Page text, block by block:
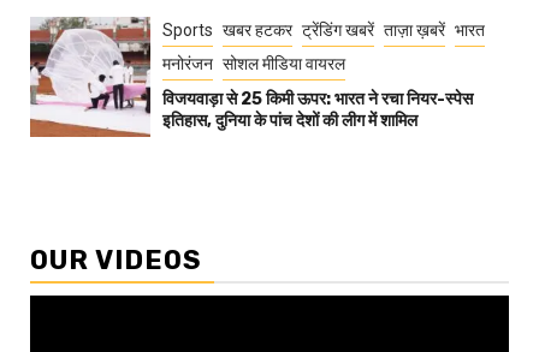
Sports खबर हटकर ट्रेंडिंग खबरें ताज़ा ख़बरें भारत
मनोरंजन सोशल मीडिया वायरल
विजयवाड़ा से 25 किमी ऊपर: भारत ने रचा नियर-स्पेस
इतिहास, दुनिया के पांच देशों की लीग में शामिल
OUR VIDEOS